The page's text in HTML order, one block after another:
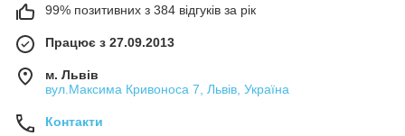
99% позитивних з 384 відгуків за рік
Працює з 27.09.2013
м. Львів
вул.Максима Кривоноса 7, Львів, Україна
Контакти